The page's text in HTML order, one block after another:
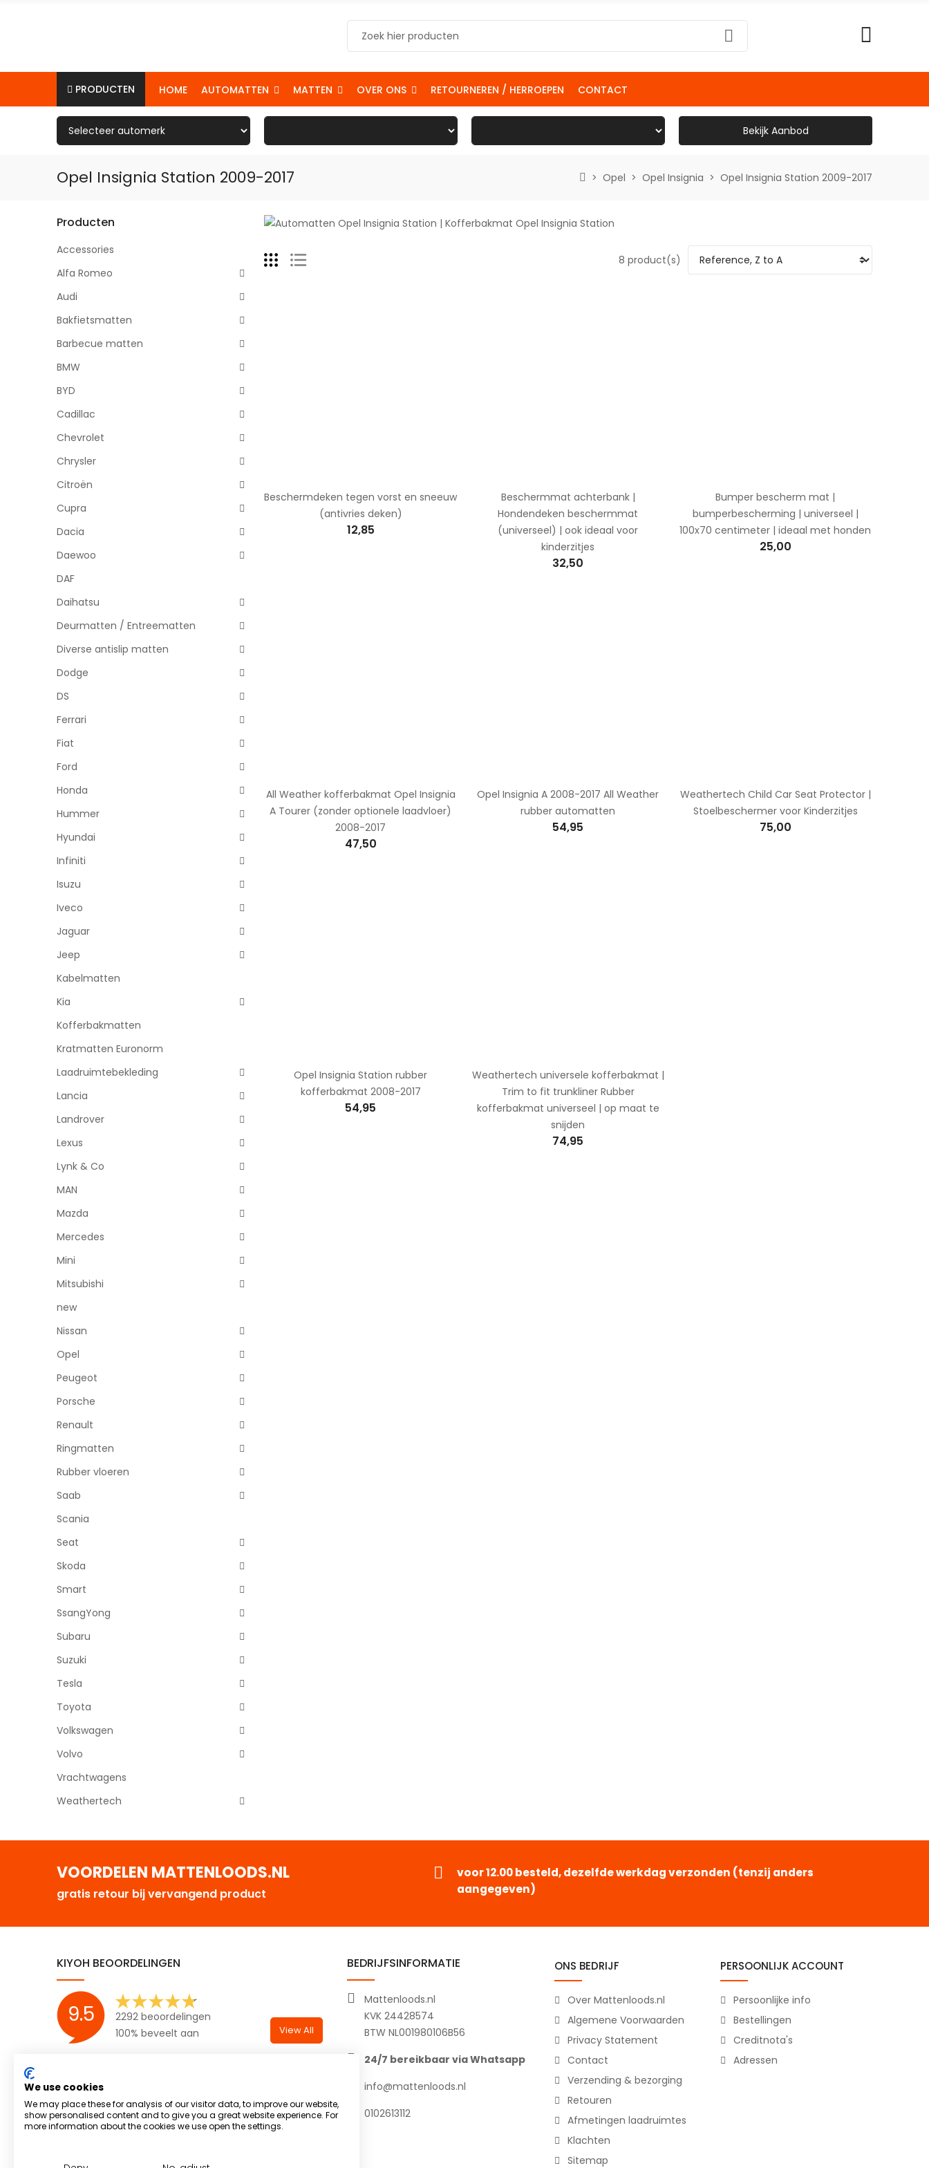
PRODUCTEN HOME AUTOMATTEN MATTEN OVER ONS RETOURNEREN / HERROEPEN CONTACT
Bekijk Aanbod
Opel Insignia Station 2009-2017 Opel Opel Insignia Opel Insignia Station 2009-2017
Producten
Accessories
Alfa Romeo
Audi
Bakfietsmatten
Barbecue matten
BMW
BYD
Cadillac
Chevrolet
Chrysler
Citroën
Cupra
Dacia
Daewoo
DAF
Daihatsu
Deurmatten / Entreematten
Diverse antislip matten
Dodge
DS
Ferrari
Fiat
Ford
Honda
Hummer
Hyundai
Infiniti
Isuzu
Iveco
Jaguar
Jeep
Kabelmatten
Kia
Kofferbakmatten
Kratmatten Euronorm
Laadruimtebekleding
Lancia
Landrover
Lexus
Lynk & Co
MAN
Mazda
Mercedes
Mini
Mitsubishi
new
Nissan
Opel
Peugeot
Porsche
Renault
Ringmatten
Rubber vloeren
Saab
Scania
Seat
Skoda
Smart
SsangYong
Subaru
Suzuki
Tesla
Toyota
Volkswagen
Volvo
Vrachtwagens
Weathertech
8 product(s)
Beschermdeken tegen vorst en sneeuw
(antivries deken)
12,85
Beschermmat achterbank |
Hondendeken beschermmat
(universeel) | ook ideaal voor
kinderzitjes
32,50
Bumper bescherm mat |
bumperbescherming | universeel |
100x70 centimeter | ideaal met honden
25,00
All Weather kofferbakmat Opel Insignia
A Tourer (zonder optionele laadvloer)
2008-2017
47,50
Opel Insignia A 2008-2017 All Weather
rubber automatten
54,95
Weathertech Child Car Seat Protector |
Stoelbeschermer voor Kinderzitjes
75,00
Opel Insignia Station rubber
kofferbakmat 2008-2017
54,95
Weathertech universele kofferbakmat |
Trim to fit trunkliner Rubber
kofferbakmat universeel | op maat te
snijden
74,95
VOORDELEN MATTENLOODS.NL
gratis retour bij vervangend product
voor 12.00 besteld, dezelfde werkdag verzonden (tenzij anders
aangegeven)
KIYOH BEOORDELINGEN
9.5
2292 beoordelingen
100% beveelt aan
View All
BEDRIJFSINFORMATIE
Mattenloods.nl
KVK 24428574
BTW NL001980106B56
24/7 bereikbaar via Whatsapp
info@mattenloods.nl
0102613112
ONS BEDRIJF
Over Mattenloods.nl
Algemene Voorwaarden
Privacy Statement
Contact
Verzending & bezorging
Retouren
Afmetingen laadruimtes
Klachten
Sitemap
PERSOONLIJK ACCOUNT
Persoonlijke info
Bestellingen
Creditnota's
Adressen
We use cookies
We may place these for analysis of our visitor data, to improve our website,
show personalised content and to give you a great website experience. For
more information about the cookies we use open the settings.